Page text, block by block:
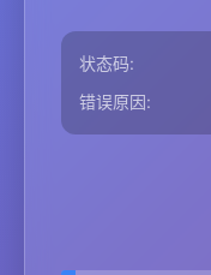
状态码:
错误原因: